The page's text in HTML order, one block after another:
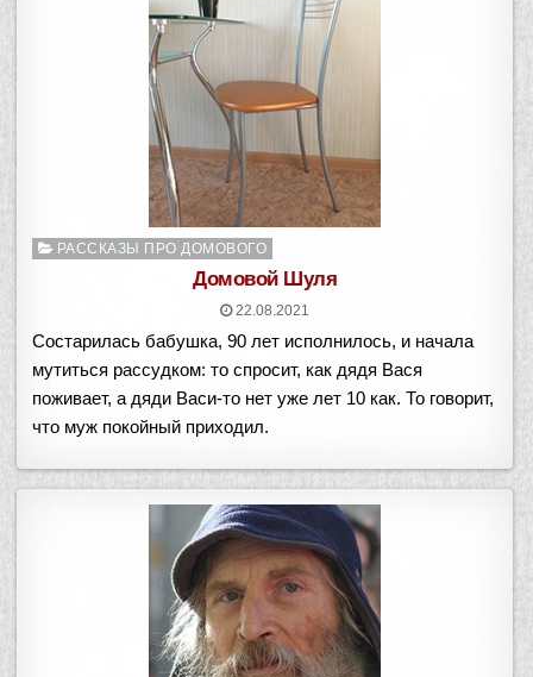
Опубликовано
РАССКАЗЫ ПРО ДОМОВОГО
Домовой Шуля
22.08.2021
Состарилась бабушка, 90 лет исполнилось, и начала
мутиться рассудком: то спросит, как дядя Вася
поживает, а дяди Васи-то нет уже лет 10 как. То говорит,
что муж покойный приходил.